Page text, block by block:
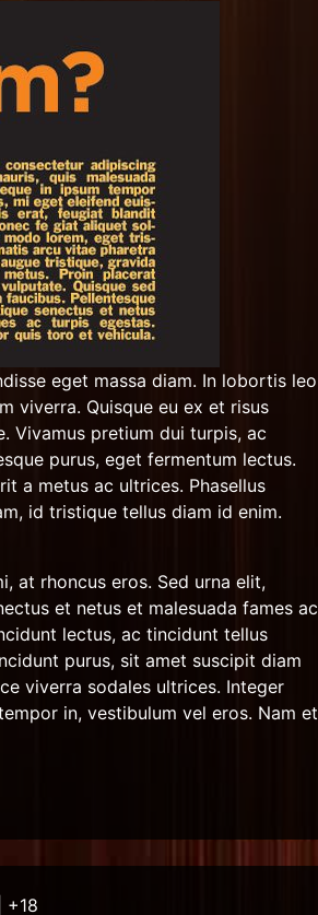
eget massa diam. In lobortis leo
viverra. Quisque eu ex et risus
Vivamus pretium dui turpis, ac
purus, eget fermentum lectus.
a metus ac ultrices. Phasellus
id tristique tellus diam id enim.
at rhoncus eros. Sed urna elit,
et netus et malesuada fames ac
lectus, ac tincidunt tellus
purus, sit amet suscipit diam
viverra sodales ultrices. Integer
in, vestibulum vel eros. Nam et
+18